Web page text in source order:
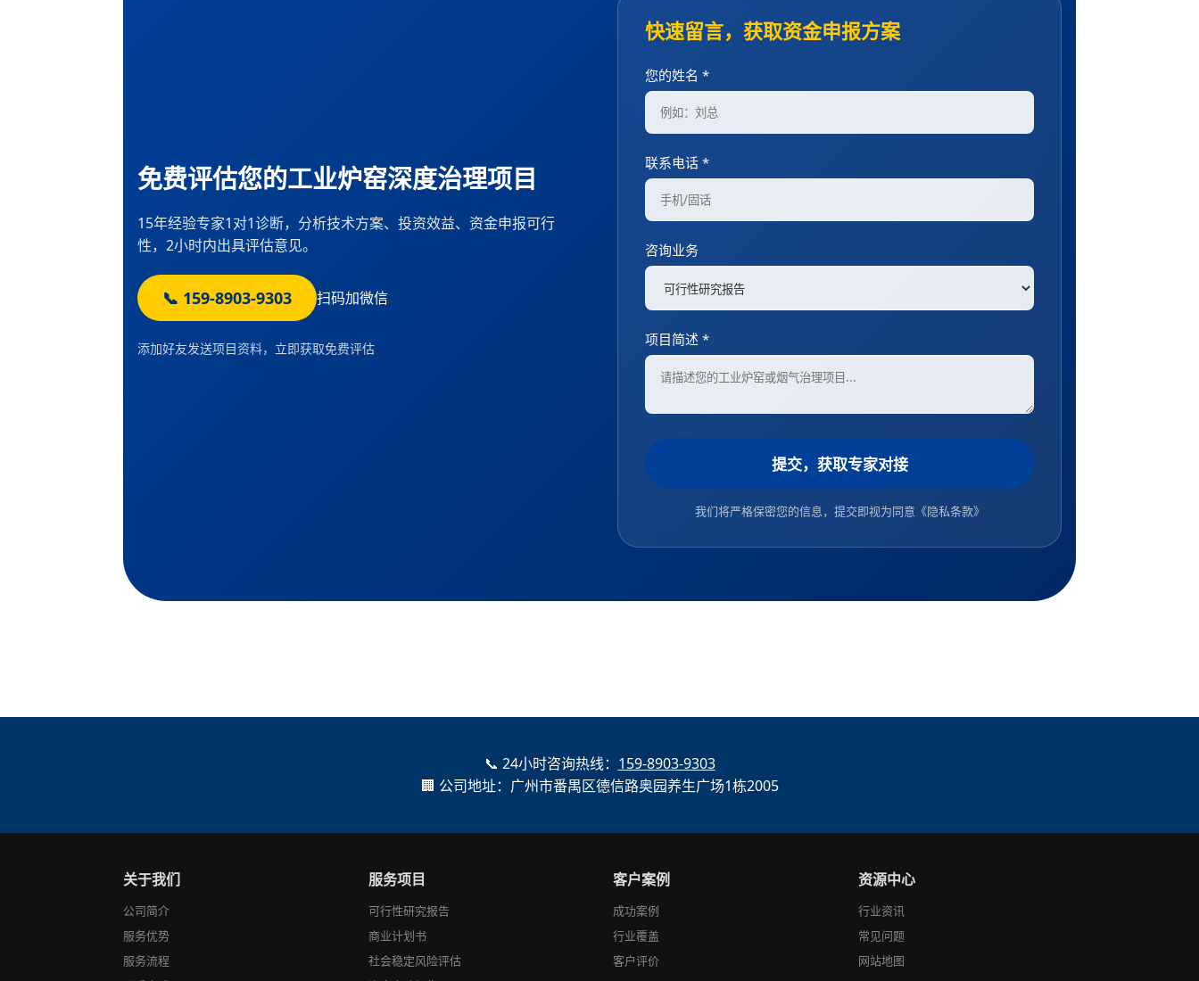
免费评估您的工业炉窑深度治理项目
15年经验专家1对1诊断，分析技术方案、投资效益、资金申报可行
性，2小时内出具评估意见。
📞 159-8903-9303 扫码加微信
添加好友发送项目资料，立即获取免费评估
快速留言，获取资金申报方案
您的姓名 *
联系电话 *
咨询业务
项目简述 *
提交，获取专家对接
我们将严格保密您的信息，提交即视为同意 《隐私条款》
📞 24小时咨询热线： 159-8903-9303
🏢 公司地址：广州市番禺区德信路奥园养生广场1栋2005
关于我们
公司简介
服务优势
服务流程
服务项目
可行性研究报告
商业计划书
社会稳定风险评估
客户案例
成功案例
行业覆盖
客户评价
资源中心
行业资讯
常见问题
网站地图